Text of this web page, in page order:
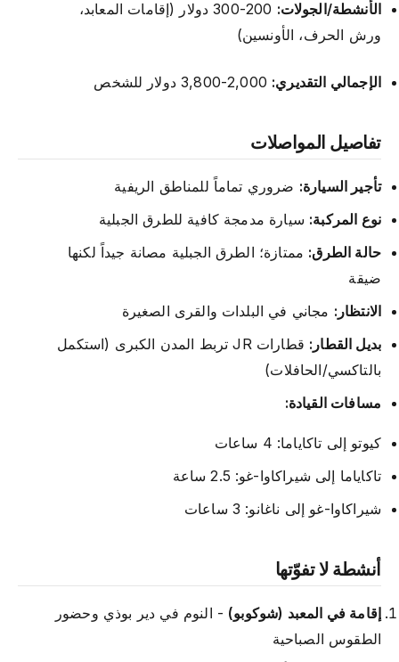
الأنشطة/الجولات:
200-300 دولار (إقامات المعابد،
ورش الحرف، الأونسين)
الإجمالي التقديري:
تفاصيل المواصلات
تأجير السيارة: ضروري تماماً للمناطق الريفية
نوع المركبة: سيارة مدمجة كافية للطرق الجبلية
حالة الطرق: ممتازة؛ الطرق الجبلية مصانة جيداً لكنها
ضيقة
الانتظار: مجاني في البلدات والقرى الصغيرة
بديل القطار:
قطارات JR تربط المدن الكبرى (استكمل
بالتاكسي/الحافلات)
مسافات القيادة:
كيوتو إلى تاكاياما: 4 ساعات
تاكاياما إلى شيراكاوا-غو: 2.5 ساعة
شيراكاوا-غو إلى ناغانو: 3 ساعات
أنشطة لا تفوّتها
إقامة في المعبد (شوكوبو) - النوم في دير بوذي وحضور
الطقوس الصباحية